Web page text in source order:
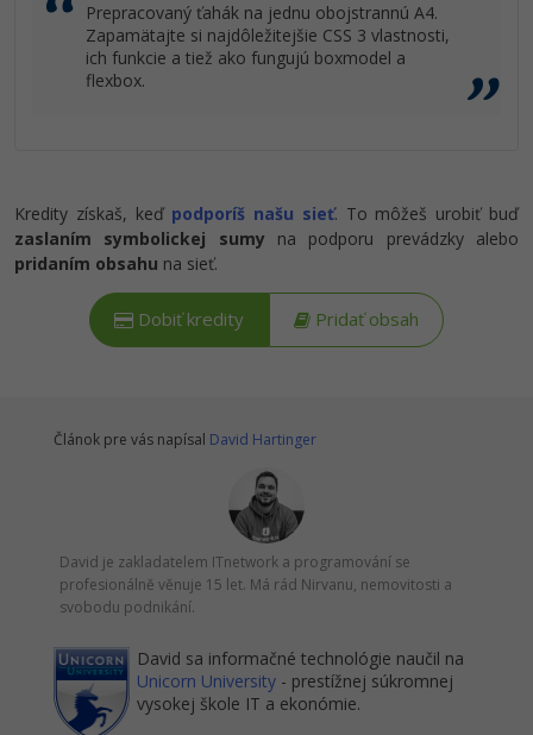
Prepracovaný ťahák na jednu obojstrannú A4.
Zapamätajte si najdôležitejšie CSS 3 vlastnosti,
ich funkcie a tiež ako fungujú boxmodel a
flexbox.
Kredity získaš, keď podporíš našu sieť. To môžeš urobiť buď
zaslaním symbolickej sumy na podporu prevádzky alebo
pridaním obsahu na sieť.
Dobiť kredity Pridať obsah
Článok pre vás napísal David Hartinger
David je zakladatelem ITnetwork a programování se
profesionálně věnuje 15 let. Má rád Nirvanu, nemovitosti a
svobodu podnikání.
David sa informačné technológie naučil na
Unicorn University - prestížnej súkromnej
vysokej škole IT a ekonómie.